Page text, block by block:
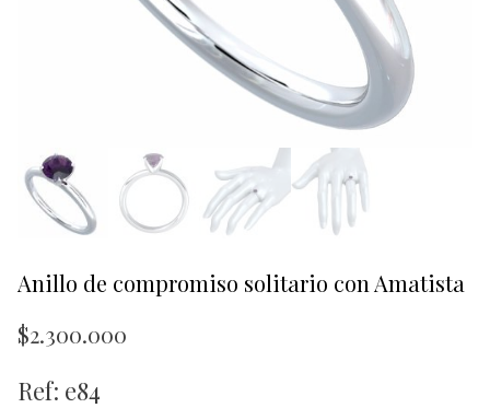
Anillo de compromiso solitario con Amatista
$2.300.000
Ref: e84